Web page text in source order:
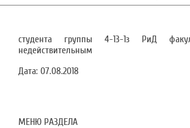
студента группы 4-13-1з РиД
недействительным
Дата: 07.08.2018
МЕНЮ РАЗДЕЛА